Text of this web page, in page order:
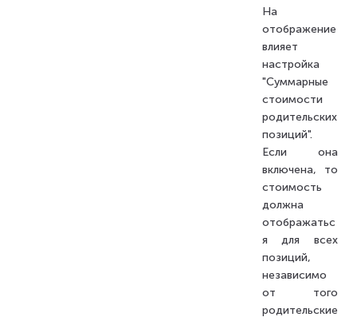
На
отображение
влияет
настройка
"Суммарные
стоимости
родительских
позиций".
Если она
включена, то
стоимость
должна
отображатьс
я для всех
позиций,
независимо
от того
родительские